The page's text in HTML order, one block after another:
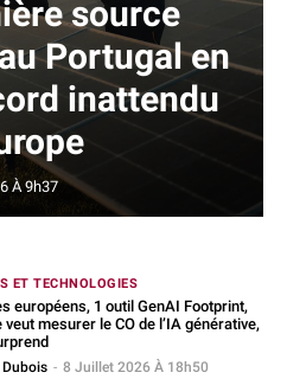
source
Portugal en
inattendu
À 9h37
ET TECHNOLOGIES
européens, 1 outil GenAI Footprint,
veut mesurer le CO de l’IA générative,
Dubois - 8 Juillet 2026 À 18h50